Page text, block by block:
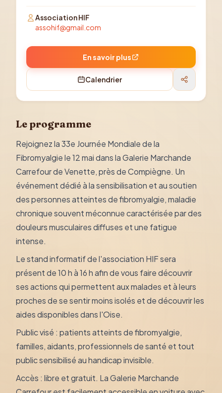
Association HIF
assohif@gmail.com
En savoir plus
Calendrier
Le programme
Rejoignez la 33e Journée Mondiale de la
Fibromyalgie le 12 mai dans la Galerie Marchande
Carrefour de Venette, près de Compiègne. Un
événement dédié à la sensibilisation et au soutien
des personnes atteintes de fibromyalgie, maladie
chronique souvent méconnue caractérisée par des
douleurs musculaires diffuses et une fatigue
intense.
Le stand informatif de l'association HIF sera
présent de 10 h à 16 h afin de vous faire découvrir
ses actions qui permettent aux malades et à leurs
proches de se sentir moins isolés et de découvrir les
aides disponibles dans l'Oise.
Public visé : patients atteints de fibromyalgie,
familles, aidants, professionnels de santé et tout
public sensibilisé au handicap invisible.
Accès : libre et gratuit. La Galerie Marchande